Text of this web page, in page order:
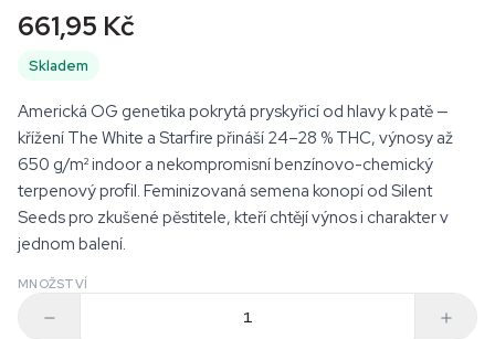
661,95 Kč
Skladem
Americká OG genetika pokrytá pryskyřicí od hlavy k patě —
křížení The White a Starfire přináší 24–28 % THC, výnosy až
650 g/m² indoor a nekompromisní benzínovo-chemický
terpenový profil. Feminizovaná semena konopí od Silent
Seeds pro zkušené pěstitele, kteří chtějí výnos i charakter v
jednom balení.
MNOŽSTVÍ